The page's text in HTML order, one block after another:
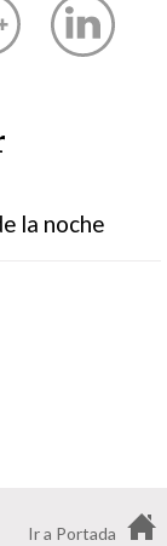
la noche
Ir a Portada